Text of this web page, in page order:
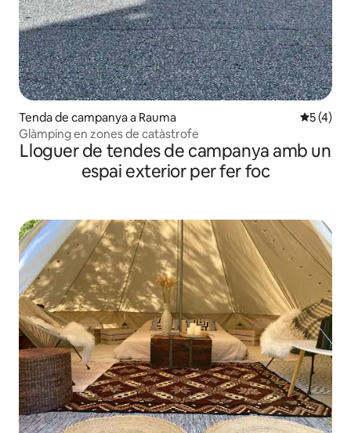
Tenda de campanya a Rauma 5 de
5 (4)
Glàmping en zones de catàstrofe
Lloguer de tendes de campanya amb un
espai exterior per fer foc